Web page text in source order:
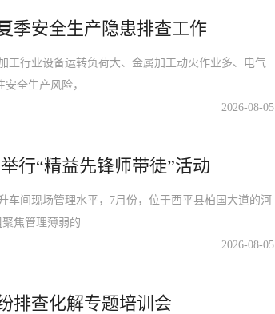
季安全生产隐患排查工作
行业设备运转负荷大、金属加工动火作业多、电气
全生产风险，
2026-08-05
行“精益先锋师带徒”活动
间现场管理水平，7月份，位于西平县柏国大道的河
焦管理薄弱的
2026-08-05
排查化解专题培训会